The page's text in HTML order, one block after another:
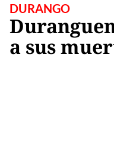
DURANGO
a sus